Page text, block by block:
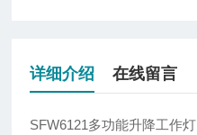
详细介绍 在线留言
SFW6121多功能升降工作灯